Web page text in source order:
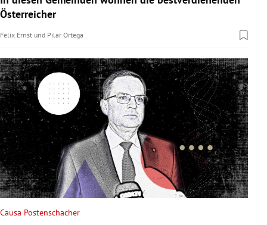
Österreicher
Felix Ernst und Pilar Ortega
Causa Postenschacher